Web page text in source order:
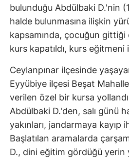
bulunduğu Abdülbaki D.'nin
halde bulunmasına ilişkin
kapsamında, çocuğun
kurs kapatıldı, kurs eğitmeni
Ceylanpınar ilçesinde
Eyyübiye ilçesi Beşat
verilen özel bir kursa
Abdülbaki D.'den, salı günü
yakınları, jandarmaya kayıp
Başlatılan aramalarda
D., dini eğitim gördüğü yerin